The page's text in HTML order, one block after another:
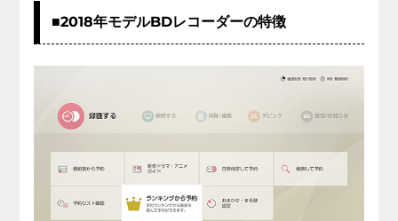
■2018年モデルBDレコーダーの特徴